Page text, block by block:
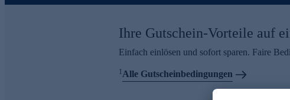
Ihre Gutschein-Vorteile auf
Einfach einlösen und sofort sparen. Faire
1Alle Gutscheinbedingungen